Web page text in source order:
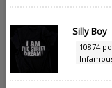
Silly Boy
10874